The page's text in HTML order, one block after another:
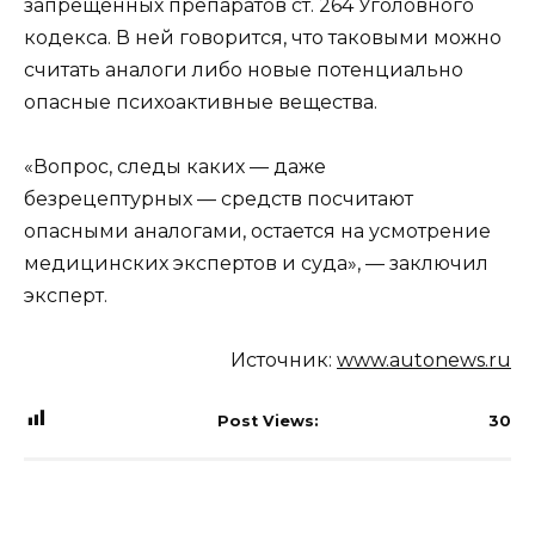
запрещенных препаратов ст. 264 Уголовного
кодекса. В ней говорится, что таковыми можно
считать аналоги либо новые потенциально
опасные психоактивные вещества.
«Вопрос, следы каких — даже
безрецептурных — средств посчитают
опасными аналогами, остается на усмотрение
медицинских экспертов и суда», — заключил
эксперт.
Источник: www.autonews.ru
Post Views: 30